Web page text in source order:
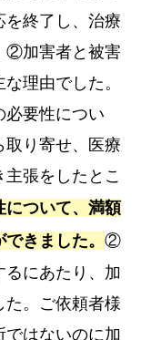
を終了し、治療
②加害者と被害
理由でした。
要性につい
取り寄せ、医療
張をしたとこ
について、満額
できました。②
るにあたり、加
た。ご依頼者様
ではないのに加